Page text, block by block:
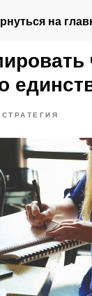
на главную
СТРАТЕГИЯ